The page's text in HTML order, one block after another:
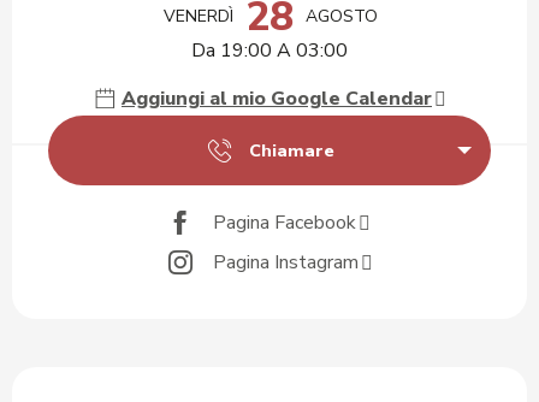
VENERDÌ 28 AGOSTO
Da 19:00 A 03:00
Aggiungi al mio Google Calendar
Chiamare
Pagina Facebook
Pagina Instagram